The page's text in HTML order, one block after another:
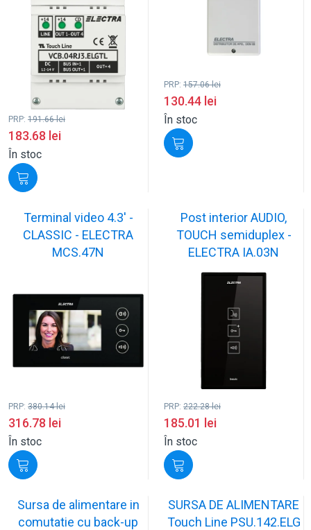
PRP: 191.66lei
183.68 lei
În stoc
PRP: 157.06lei
130.44 lei
În stoc
Terminal video 4.3' -
CLASSIC - ELECTRA
MCS.47N
PRP: 380.14lei
316.78 lei
În stoc
Post interior AUDIO,
TOUCH semiduplex -
ELECTRA IA.03N
PRP: 222.28lei
185.01 lei
În stoc
Sursa de alimentare in
comutatie cu back-up
SURSA DE ALIMENTARE
Touch Line PSU.142.ELG